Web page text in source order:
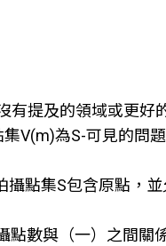
有提及的領域或更好
V(m)為S-可見的問題
點集S包含原點，並
點數與（一）之間關